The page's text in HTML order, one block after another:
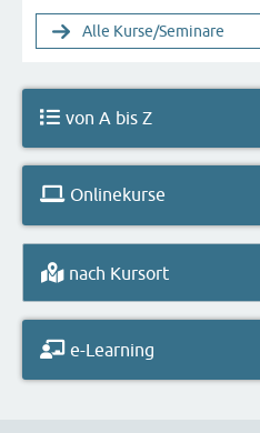
Alle Kurse/Seminare
von A bis Z
Onlinekurse
nach Kursort
e-Learning